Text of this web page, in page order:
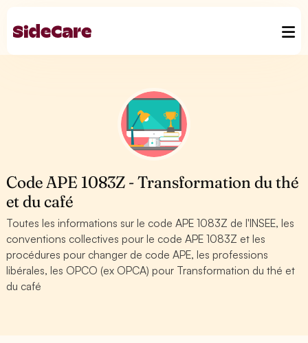
Code APE 1083Z - Transformation du thé
et du café
Toutes les informations sur le code APE 1083Z de l'INSEE, les
conventions collectives pour le code APE 1083Z et les
procédures pour changer de code APE, les professions
libérales, les OPCO (ex OPCA) pour Transformation du thé et
du café